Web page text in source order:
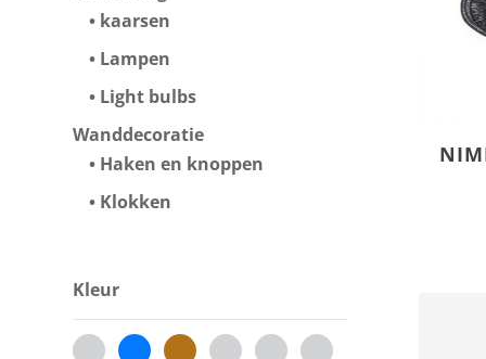
kaarsen
Lampen
Light bulbs
Wanddecoratie
Haken en knoppen
Klokken
Kleur
beige blauw bruin
celebrate-chateau-creme